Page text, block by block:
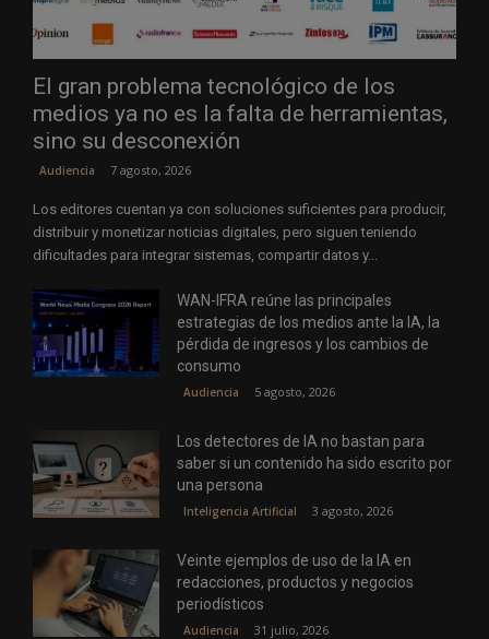
El gran problema tecnológico de los
medios ya no es la falta de herramientas,
sino su desconexión
Audiencia 7 agosto, 2026
Los editores cuentan ya con soluciones suficientes para producir,
distribuir y monetizar noticias digitales, pero siguen teniendo
dificultades para integrar sistemas, compartir datos y...
WAN-IFRA reúne las principales
estrategias de los medios ante la IA, la
pérdida de ingresos y los cambios de
consumo
Audiencia 5 agosto, 2026
Los detectores de IA no bastan para
saber si un contenido ha sido escrito por
una persona
Inteligencia Artificial 3 agosto, 2026
Veinte ejemplos de uso de la IA en
redacciones, productos y negocios
periodísticos
Audiencia 31 julio, 2026